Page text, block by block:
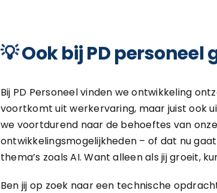
💡 Ook bij PD
Bij PD Personeel vinden we ontwikkeling
voortkomt uit werkervaring, maar juist ook
we voortdurend naar de behoeftes van
ontwikkelingsmogelijkheden – of dat nu
thema’s zoals AI. Want alleen als jij groeit,
Ben jij op zoek naar een technische